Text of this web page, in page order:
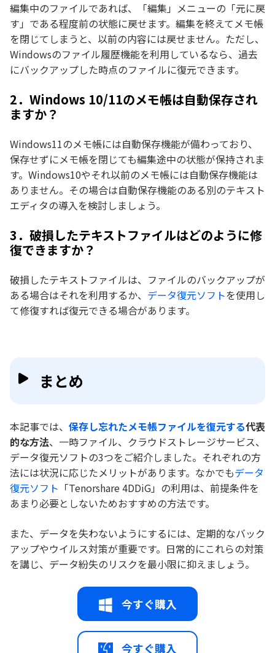
編集中のファイルであれば、「編集」メニューの「元に戻
す」である程度前の状態に戻せます。編集を終えてメモ帳
を閉じてしまうと、以前の内容には戻せません。ただし、
Windowsのファイル履歴機能を利用しているなら、過去
にバックアップした時点のファイルに復元できます。
2．Windows 10/11のメモ帳は自動保存され
ますか？
Windows11のメモ帳には自動保存機能が備わっており、
保存せずにメモ帳を閉じても編集途中の状態が保持されま
す。Windows10やそれ以前のメモ帳には自動保存機能は
ありません。その場合は自動保存機能のある別のテキスト
エディタの導入を検討しましょう。
3．破損したテキストファイルはどのように修
復できますか？
破損したテキストファイルは、ファイルのバックアップが
ある場合はそれを利用するか、 データ復元ソフトを使用し
て修復すれば復元できる場合があります。
まとめ
本記事では、 保存し忘れたメモ帳ファイルを復元する代表
的な方法、一時ファイル、クラウドストレージサービス、
データ復元ソフトの3つをご紹介しました。それぞれの方
法には状況に応じたメリットがあります。なかでもデータ
復元ソフト 「Tenorshare 4DDiG」の利用は、前提条件を
あまり必要としないためおすすめの方法です。
また、データを失わないようにするには、定期的なバック
アップやウイルス対策が重要です。日常的にこれらの対策
を講じ、データ紛失のリスクを最小限に抑えましょう。
今すぐ購入
今すぐ購入